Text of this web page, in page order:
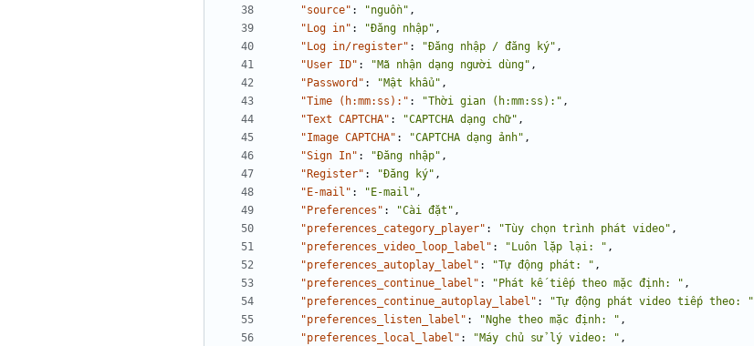
"source" : "nguồn" ,
"Log in" : "Đăng nhập" ,
"Log in/register" : "Đăng nhập / đăng ký" ,
"User ID" : "Mã nhận dạng người dùng" ,
"Password" : "Mật khẩu" ,
"Time (h:mm:ss):" : "Thời gian (h:mm:ss):" ,
"Text CAPTCHA" : "CAPTCHA dạng chữ" ,
"Image CAPTCHA" : "CAPTCHA dạng ảnh" ,
"Sign In" : "Đăng nhập" ,
"Register" : "Đăng ký" ,
"E-mail" : "E-mail" ,
"Preferences" : "Cài đặt" ,
"preferences_category_player" : "Tùy chọn trình phát video" ,
"preferences_video_loop_label" : "Luôn lặp lại: " ,
"preferences_autoplay_label" : "Tự động phát: " ,
"preferences_continue_label" : "Phát kế tiếp theo mặc định: " ,
"preferences_continue_autoplay_label" : "Tự động phát video tiếp theo: "
"preferences_listen_label" : "Nghe theo mặc định: " ,
"preferences_local_label" : "Máy chủ sử lý video: " ,